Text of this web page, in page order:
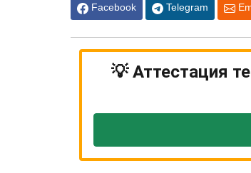
Facebook Telegram
💡 Аттестация